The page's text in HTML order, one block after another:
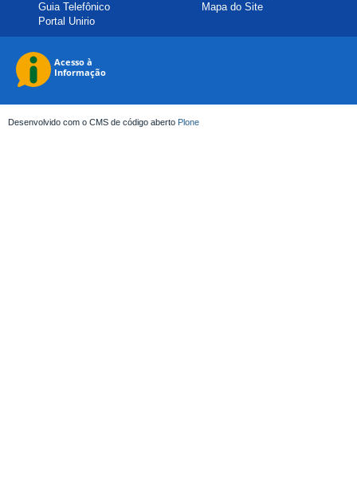
Guia Telefônico
Portal Unirio
Mapa do Site
Desenvolvido com o CMS de código aberto Plone